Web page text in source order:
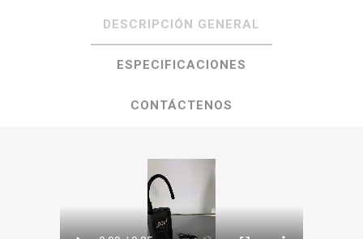
DESCRIPCIÓN GENERAL
ESPECIFICACIONES
CONTÁCTENOS